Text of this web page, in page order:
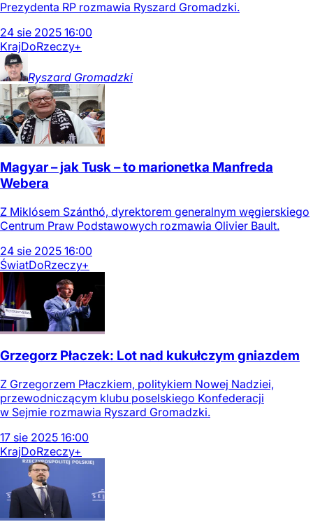
Prezydenta RP rozmawia Ryszard Gromadzki.
24 sie 2025 16:00
KrajDoRzeczy+
Ryszard Gromadzki
Magyar – jak Tusk – to marionetka Manfreda
Webera
Z Miklósem Szánthó, dyrektorem generalnym węgierskiego
Centrum Praw Podstawowych rozmawia Olivier Bault.
24 sie 2025 16:00
ŚwiatDoRzeczy+
Grzegorz Płaczek: Lot nad kukułczym gniazdem
Z Grzegorzem Płaczkiem, politykiem Nowej Nadziei,
przewodniczącym klubu poselskiego Konfederacji
w Sejmie rozmawia Ryszard Gromadzki.
17 sie 2025 16:00
KrajDoRzeczy+